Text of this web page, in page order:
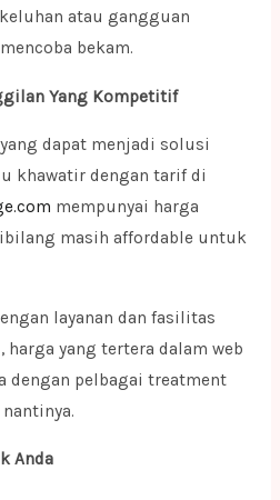
atau gangguan
bekam.
Yang Kompetitif
dapat menjadi solusi
khawatir dengan tarif di
mempunyai harga
masih affordable untuk
layanan dan fasilitas
yang tertera dalam web
dengan pelbagai treatment
Anda